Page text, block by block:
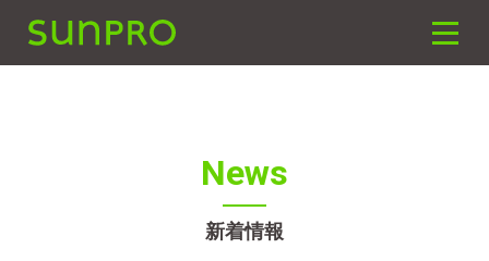
toggle
News
新着情報